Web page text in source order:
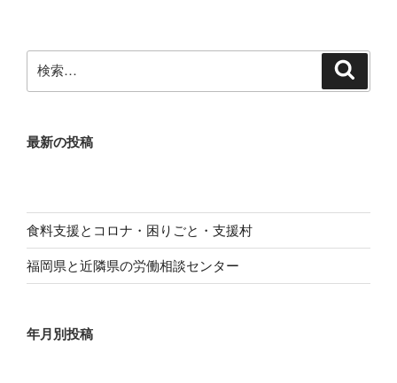
索:
最新の投稿
食料支援とコロナ・困りごと・支援村
福岡県と近隣県の労働相談センター
年月別投稿